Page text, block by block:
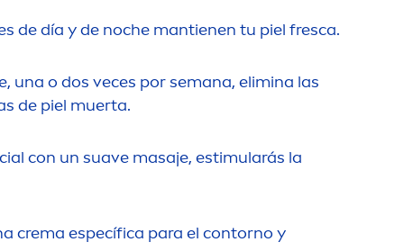
de día y de noche mantienen tu piel fresca.
una o dos veces por semana, elimina las
de piel muerta.
con un suave masaje, estimularás la
crema específica para el contorno y